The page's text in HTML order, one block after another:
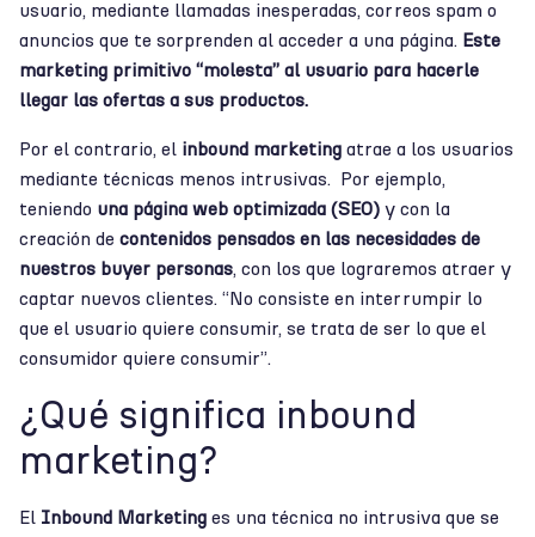
usuario, mediante llamadas inesperadas, correos spam o
anuncios que te sorprenden al acceder a una página. Este
marketing primitivo “molesta” al usuario para hacerle
llegar las ofertas a sus productos.
Por el contrario, el inbound marketing atrae a los usuarios
mediante técnicas menos intrusivas. Por ejemplo,
teniendo una página web optimizada (SEO) y con la
creación de contenidos pensados en las necesidades de
nuestros buyer personas, con los que lograremos atraer y
captar nuevos clientes. “No consiste en interrumpir lo
que el usuario quiere consumir, se trata de ser lo que el
consumidor quiere consumir”.
¿Qué significa inbound
marketing?
El Inbound Marketing es una técnica no intrusiva que se